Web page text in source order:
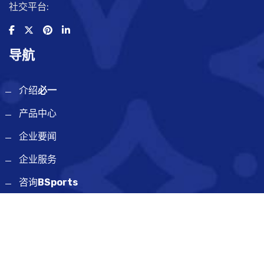
社交平台:
导航
介绍必一
产品中心
企业要闻
企业服务
咨询BSports